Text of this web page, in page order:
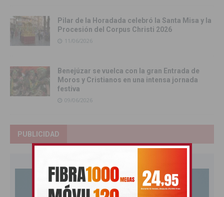
Pilar de la Horadada celebró la Santa Misa y la
Procesión del Corpus Christi 2026
11/06/2026
Benejúzar se vuelca con la gran Entrada de
Moros y Cristianos en una intensa jornada
festiva
09/06/2026
PUBLICIDAD